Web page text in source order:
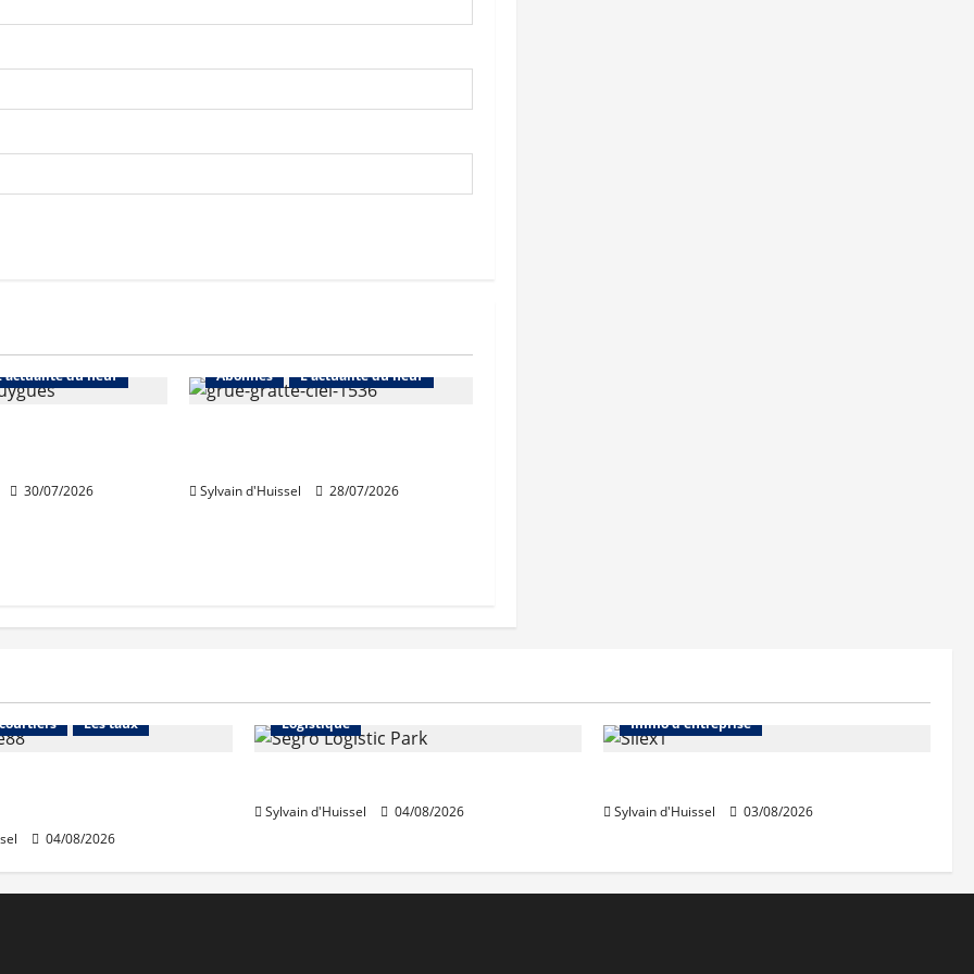
du neuf
30/07/2026
Abonnés L'actualité du neuf
Sylvain d'Huissel 28/07/2026
Les taux
04/08/2026
Logistique
Sylvain d'Huissel 04/08/2026
Immo d'entreprise
Sylvain d'Huissel 03/08/2026